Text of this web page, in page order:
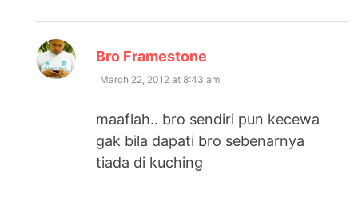
Bro Framestone
March 22, 2012 at 8:43 am
maaflah.. bro sendiri pun kecewa
gak bila dapati bro sebenarnya
tiada di kuching